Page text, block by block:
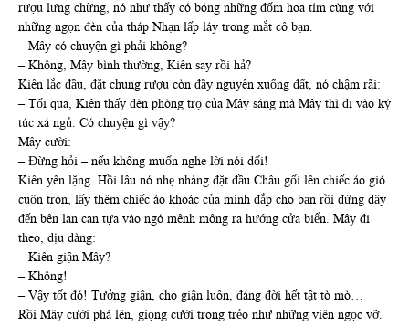
rượu lưng chừng, nó như thấy có bóng những đốm hoa tím cùng với
những ngọn đèn của tháp Nhạn lấp láy trong mắt cô bạn.
– Mây có chuyện gì phải không?
– Không, Mây bình thường, Kiên say rồi hả?
Kiên lắc đầu, đặt chung rượu còn đầy nguyên xuống đất, nó chậm rãi:
– Tối qua, Kiên thấy đèn phòng trọ của Mây sáng mà Mây thì đi vào ký
túc xá ngủ. Có chuyện gì vậy?
Mây cười:
– Đừng hỏi – nếu không muốn nghe lời nói dối!
Kiên yên lặng. Hồi lâu nó nhẹ nhàng đặt đầu Châu gối lên chiếc áo gió
cuộn tròn, lấy thêm chiếc áo khoác của mình đắp cho bạn rồi đứng dậy
đến bên lan can tựa vào ngó mênh mông ra hướng cửa biển. Mây đi
theo, dịu dàng:
– Kiên giận Mây?
– Không!
– Vậy tốt đó! Tưởng giận, cho giận luôn, đáng đời hết tật tò mò…
Rồi Mây cười phá lên, giọng cười trong trẻo như những viên ngọc vỡ.